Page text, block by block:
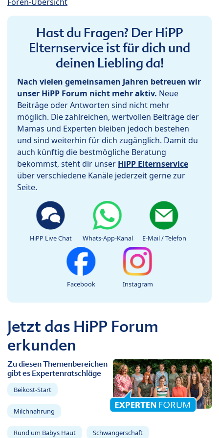
Hast du Fragen? Der HiPP
Elternservice ist für dich und
deinen Liebling da!
Nach vielen gemeinsamen Jahren betreuen wir
unser HiPP Forum nicht mehr aktiv. Neue
Beiträge oder Antworten sind nicht mehr
möglich. Die zahlreichen, wertvollen Beiträge der
Mamas und Experten bleiben jedoch bestehen
und sind weiterhin für dich zugänglich. Damit du
auch künftig die bestmögliche Beratung
bekommst, steht dir unser HiPP Elternservice
über verschiedene Kanäle jederzeit gerne zur
Seite.
HiPP Live Chat Whats-App-Kanal E-Mail / Telefon
Facebook Instagram
Jetzt das HiPP Forum
erkunden
Zu diesen Themenbereichen
gibt es Expertenratschläge
Beikost-Start
Milchnahrung
Rund um Babys Haut Schwangerschaft